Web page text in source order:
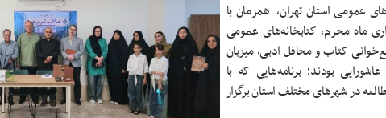
عمومی استان تهران، همزمان با
ماه محرم، کتابخانه‌های عمومی
کتاب و محافل ادبی، میزبان
بودند؛ برنامه‌هایی که با
در شهرهای مختلف استان برگزار